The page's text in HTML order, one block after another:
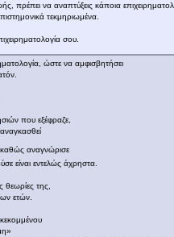
να αναπτύξεις κάποια
τεκμηριωμένα.
σου.
ώστε να αμφισβητήσει
που εξέφραζε,
καθώς αναγνώρισε
είναι εντελώς άχρηστα.
θεωρίες της,
ετών.